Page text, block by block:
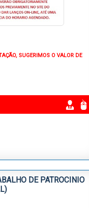
SUGERIMOS O VALOR DE
DE PATROCINIO